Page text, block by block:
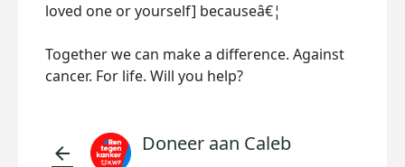
loved one or yourself] becauseâ€¦
Together we can make a difference. Against
cancer. For life. Will you help?
arrow_back Doneer aan Caleb